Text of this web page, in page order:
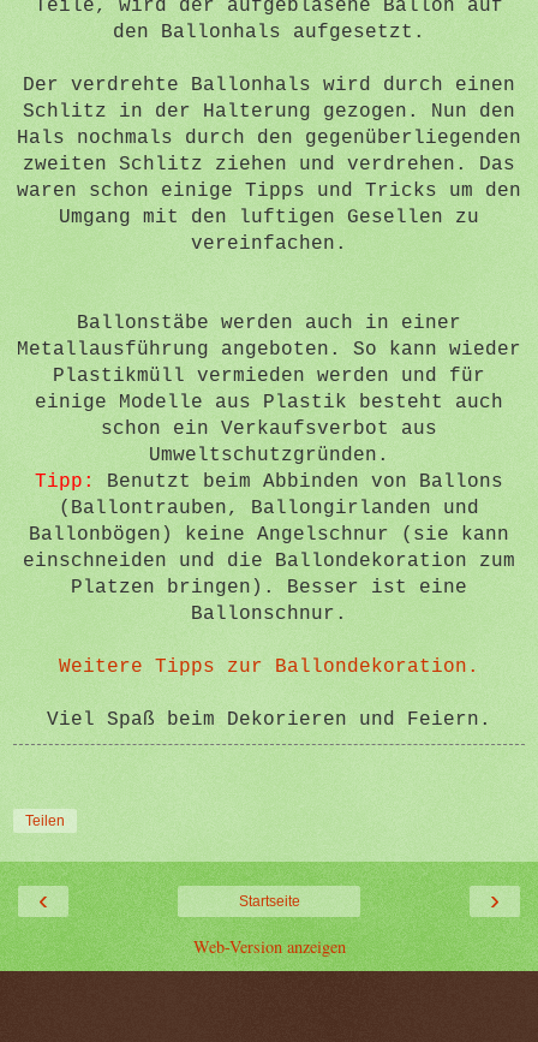
Teile, wird der aufgeblasene Ballon auf
den Ballonhals aufgesetzt.
Der verdrehte Ballonhals wird durch einen
Schlitz in der Halterung gezogen. Nun den
Hals nochmals durch den gegenüberliegenden
zweiten Schlitz ziehen und verdrehen. Das
waren schon einige Tipps und Tricks um den
Umgang mit den luftigen Gesellen zu
vereinfachen.
Ballonstäbe werden auch in einer
Metallausführung angeboten. So kann wieder
Plastikmüll vermieden werden und für
einige Modelle aus Plastik besteht auch
schon ein Verkaufsverbot aus
Umweltschutzgründen.
Tipp:
Benutzt beim Abbinden von Ballons
(Ballontrauben, Ballongirlanden und
Ballonbögen) keine Angelschnur (sie kann
einschneiden und die Ballondekoration zum
Platzen bringen). Besser ist eine
Ballonschnur.
Weitere Tipps zur Ballondekoration.
Viel Spaß beim Dekorieren und Feiern.
Teilen
‹ ›
Startseite
Web-Version anzeigen